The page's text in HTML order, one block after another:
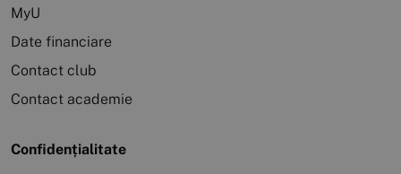
MyU
Date financiare
Contact club
Contact academie
Confidențialitate